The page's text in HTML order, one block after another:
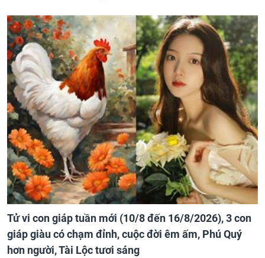
Tử vi con giáp tuần mới (10/8 đến 16/8/2026), 3 con
giáp giàu có chạm đỉnh, cuộc đời êm ấm, Phú Quý
hơn người, Tài Lộc tươi sáng